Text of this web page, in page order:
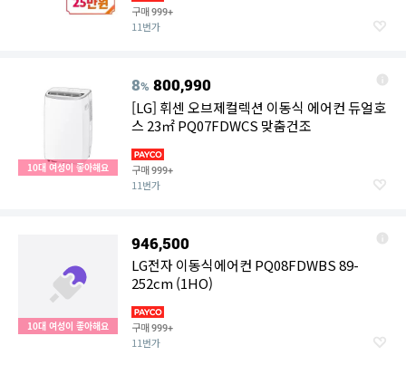
구매999+
11번가
10대 여성이 좋아해요
8% 800,990
[LG] 휘센 오브제컬렉션 이동식 에어컨 듀얼호
스 23㎡ PQ07FDWCS 맞춤건조
구매999+
11번가
10대 여성이 좋아해요
946,500
LG전자 이동식에어컨 PQ08FDWBS 89-
252cm (1HO)
구매999+
11번가